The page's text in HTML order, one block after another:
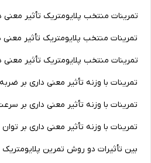
تمرینات منتخب پلایومتریک تأثیر معنی
تمرینات منتخب پلایومتریک تأثیر
تمرینات منتخب پلایومتریک تأثیر معنی
تمرینات با وزنه تأثیر معنی داری بر
تمرینات با وزنه تأثیر معنی داری بر
تمرینات با وزنه تأثیر معنی داری بر
بین تأثیرات دو روش تمرین پلایومتریک